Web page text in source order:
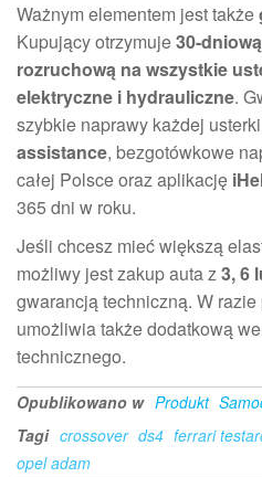
Ważnym elementem jest także
Kupujący otrzymuje30-
rozruchową na wszystkie
elektryczne i hydrauliczne.
szybkie naprawy każdej
assistance, bezgotówkowe
całej Polsce oraz aplikację
365 dni w roku.
Jeśli chcesz mieć większą
możliwy jest zakup auta z3, 6
gwarancją techniczną. W
umożliwia także dodatkową
technicznego.
Opublikowano w Produkt
Tagi crossover ds4 ferrari
opel adam